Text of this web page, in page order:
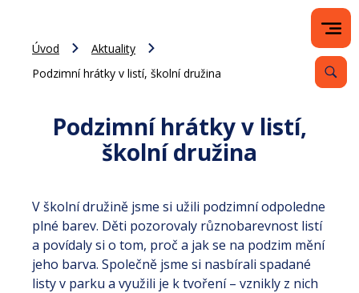
Úvod
Aktuality
Podzimní hrátky v listí, školní družina
Podzimní hrátky v listí,
školní družina
V školní družině jsme si užili podzimní odpoledne
plné barev. Děti pozorovaly různobarevnost listí
a povídaly si o tom, proč a jak se na podzim mění
jeho barva. Společně jsme si nasbírali spadané
listy v parku a využili je k tvoření – vznikly z nich